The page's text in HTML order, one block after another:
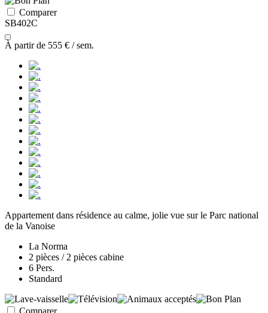
Comparer
SB402C
À partir de 555 € / sem.
Appartement dans résidence au calme, jolie vue sur le Parc national
de la Vanoise
La Norma
2 pièces / 2 pièces cabine
6 Pers.
Standard
Comparer